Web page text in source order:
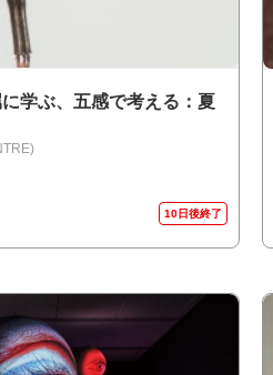
学ぶ、五感で考える：夏
10日後終了